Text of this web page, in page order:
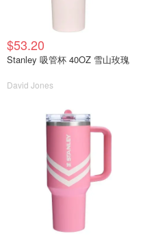
$53.20
Stanley 吸管杯 40OZ 雪山玫瑰
David Jones